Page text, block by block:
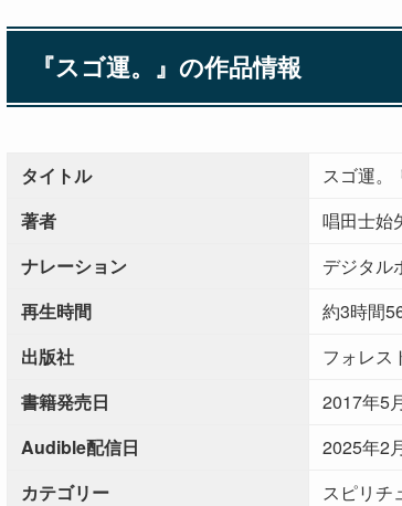
『スゴ運。』の作品情報
タイトル
スゴ運。
著者
唱田士始
ナレーション
デジタル
再生時間
約3時間
出版社
フォレス
書籍発売日
2017年5
Audible配信日
2025年2
カテゴリー
スピリチ